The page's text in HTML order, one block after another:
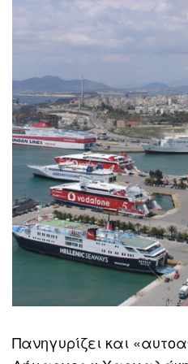
Πανηγυρίζει και